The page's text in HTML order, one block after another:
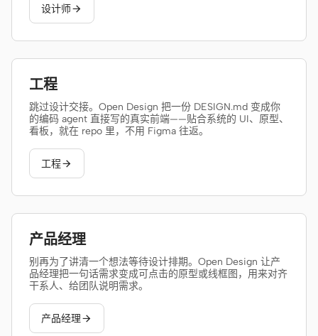
设计师
工程
跳过设计交接。Open Design 把一份 DESIGN.md 变成你
的编码 agent 直接写的真实前端——贴合系统的 UI、原型、
看板，就在 repo 里，不用 Figma 往返。
工程
产品经理
别再为了讲清一个想法等待设计排期。Open Design 让产
品经理把一句话需求变成可点击的原型或线框图，用来对齐
干系人、给团队说明需求。
产品经理